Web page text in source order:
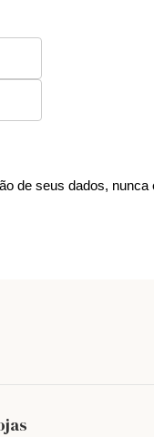
de seus dados,